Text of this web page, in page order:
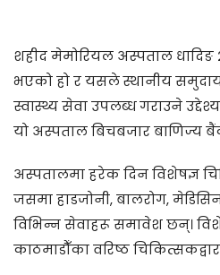
शहीद मेमोरियल अस्पताल धादिङ
भएको हो र यसले स्थानीय
स्वास्थ्य सेवा उपलब्ध गराउने
यो अस्पताल बिचबजार बाणिज्य
अस्पतालमा हरेक दिन विशेषज्ञ
जसमा हाडजोनी, बालरोग,
विभिन्न सेवाहरू समावेश छन्।
काठमाडौँका वरिष्ठ